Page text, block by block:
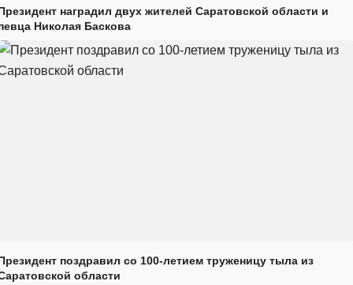
наградил двух жителей Саратовской области и
Николая Баскова
поздравил со 100-летием труженицу тыла из
области